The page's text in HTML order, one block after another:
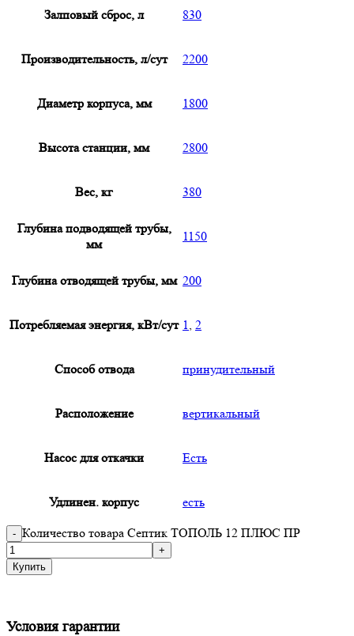
Залповый сброс, л 830
Производительность, л/сут 2200
Диаметр корпуса, мм 1800
Высота станции, мм 2800
Вес, кг 380
Глубина подводящей трубы,
мм
1150
Глубина отводящей трубы, мм 200
Потребляемая энергия, кВт/сут 1, 2
Способ отвода принудительный
Расположение вертикальный
Насос для откачки Есть
Удлинен. корпус есть
Количество товара Септик ТОПОЛЬ 12 ПЛЮС ПР
Купить
Условия гарантии